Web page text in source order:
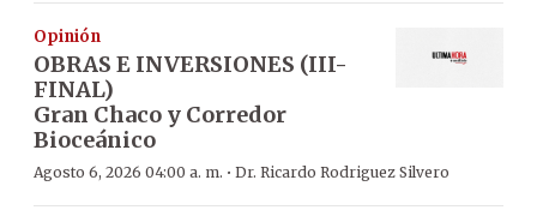
Opinión
OBRAS E INVERSIONES (III-
FINAL)
Gran Chaco y Corredor
Bioceánico
Agosto 6, 2026 04:00 a. m. · Dr. Ricardo Rodriguez Silvero